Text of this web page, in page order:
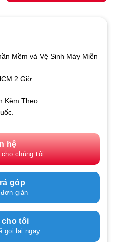
Mềm và Vệ Sinh Máy Miễn
2 Giờ.
Kèm Theo.
hệ
chúng tôi
góp
giản
cho tôi
gọi lại ngay